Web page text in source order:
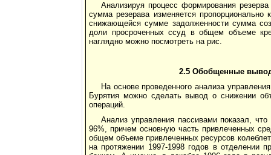
Анализируя процесс формирования
сумма резерава изменяется
снижающейся сумме задолженности сумма
доли просроченных ссуд в общем объеме
наглядно можно посмотреть на рис.
2.5 Обобщенные
На основе проведенного анализа
Бурятия можно сделать вывод о снижении
операций.
Анализ управления пассивами показал,
96%, причем основную часть привлеченных
общем объеме привлеченных ресурсов
на протяжении 1997-1998 годов в отделении